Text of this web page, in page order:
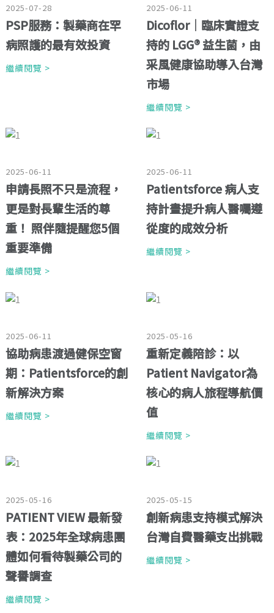
2025-07-28
PSP服務：製藥商在罕
病照護的最有效投資
繼續閱覽 >
2025-06-11
Dicoflor｜臨床實證支
持的 LGG® 益生菌，由
采風健康協助導入台灣
市場
繼續閱覽 >
2025-06-11
申請長照不只是流程，
更是對長輩生活的尊
重！ 照伴隨提醒您5個
重要準備
繼續閱覽 >
2025-06-11
Patientsforce 病人支
持計畫提升病人醫囑遵
從度的成效分析
繼續閱覽 >
2025-06-11
協助病患渡過健保空窗
期：Patientsforce的創
新解決方案
繼續閱覽 >
2025-05-16
重新定義陪診：以
Patient Navigator為
核心的病人旅程導航價
值
繼續閱覽 >
2025-05-16
PATIENT VIEW 最新發
表：2025年全球病患團
體如何看待製藥公司的
聲譽調查
繼續閱覽 >
2025-05-15
創新病患支持模式解決
台灣自費醫藥支出挑戰
繼續閱覽 >